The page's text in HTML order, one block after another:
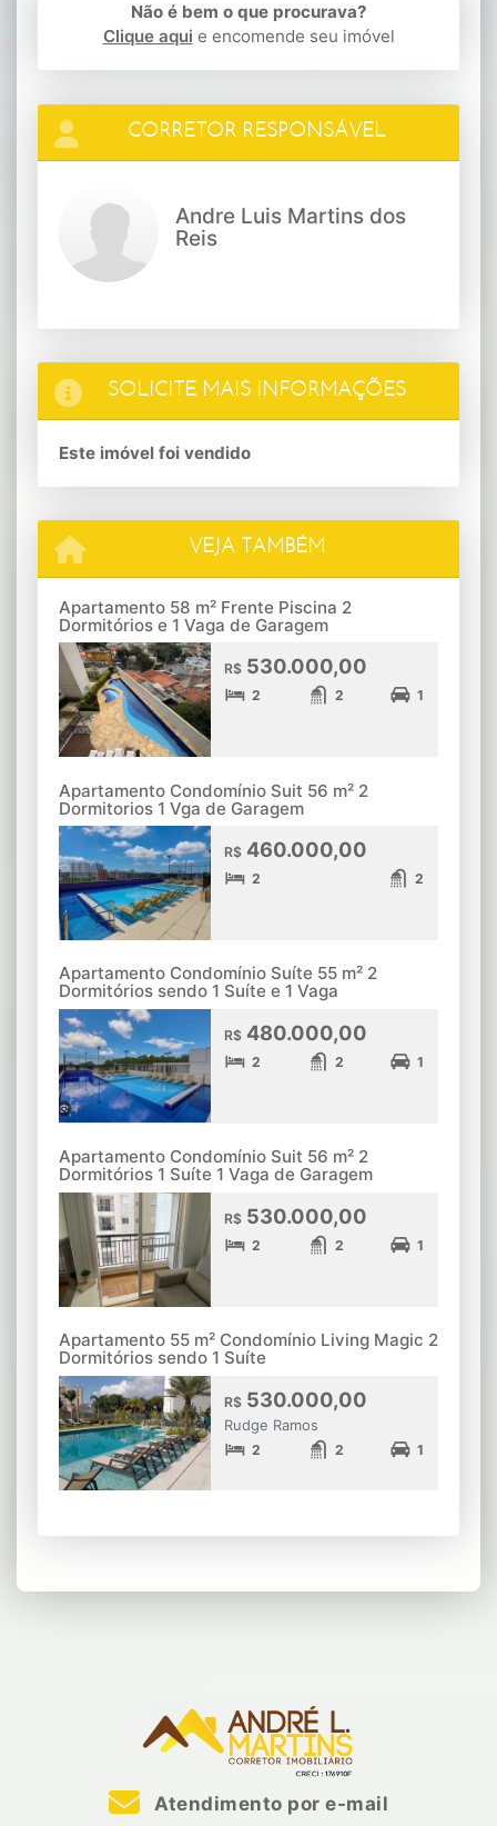
Não é bem o que procurava?
Clique aqui e encomende seu imóvel
CORRETOR RESPONSÁVEL
Andre Luis Martins dos
Reis
SOLICITE MAIS INFORMAÇÕES
Este imóvel foi vendido
VEJA TAMBÉM
Apartamento 58 m² Frente Piscina 2
Dormitórios e 1 Vaga de Garagem
R$530.000,00
2 2 1
Apartamento Condomínio Suit 56 m² 2
Dormitorios 1 Vga de Garagem
R$460.000,00
2 2
Apartamento Condomínio Suíte 55 m² 2
Dormitórios sendo 1 Suíte e 1 Vaga
R$480.000,00
2 2 1
Apartamento Condomínio Suit 56 m² 2
Dormitórios 1 Suíte 1 Vaga de Garagem
R$530.000,00
2 2 1
Apartamento 55 m² Condomínio Living Magic 2
Dormitórios sendo 1 Suíte
R$530.000,00
Rudge Ramos
2 2 1
Atendimento por e-mail